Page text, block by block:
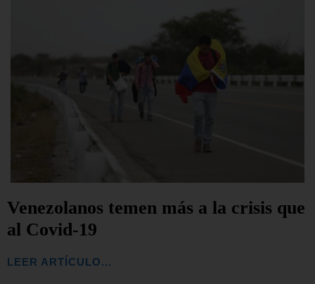
Venezolanos temen más a la crisis que
al Covid-19
LEER ARTÍCULO...